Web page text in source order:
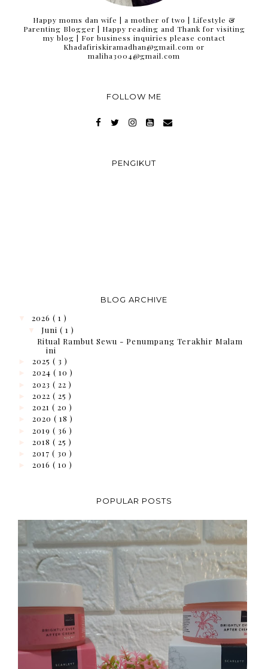
Happy moms dan wife | a mother of two | Lifestyle &
Parenting Blogger | Happy reading and Thank for visiting
my blog | For business inquiries please contact
Khadafiriskiramadhan@gmail.com or
maliha3004@gmail.com
FOLLOW ME
PENGIKUT
BLOG ARCHIVE
2026 ( 1 )
Juni ( 1 )
Ritual Rambut Sewu - Penumpang Terakhir Malam
ini
2025 ( 3 )
2024 ( 10 )
2023 ( 22 )
2022 ( 25 )
2021 ( 20 )
2020 ( 18 )
2019 ( 36 )
2018 ( 25 )
2017 ( 30 )
2016 ( 10 )
POPULAR POSTS